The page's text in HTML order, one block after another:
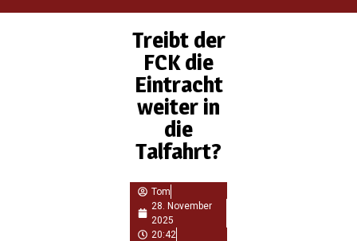
Treibt der
FCK die
Eintracht
weiter in
die
Talfahrt?
Tom
28. November
2025
20:42